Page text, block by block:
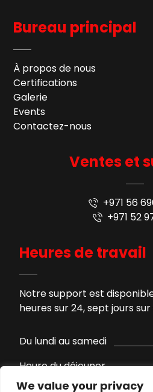
We value your privacy
Bureau principal
À propos de nous
Certifications
Galerie
Events
Contactez-nous
Ventes et
+971 56
+971 52
Heures de travail
Notre support est
heures sur 24, sept jours
Du lundi au samedi
Heure du déjeuner